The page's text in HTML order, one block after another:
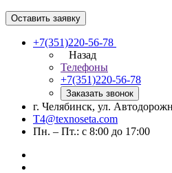
Оставить заявку
+7(351)220-56-78
Назад
Телефоны
+7(351)220-56-78
Заказать звонок
г. Челябинск, ул.
T4@texnoseta.com
Пн. – Пт.: с 8:00 до 17:00